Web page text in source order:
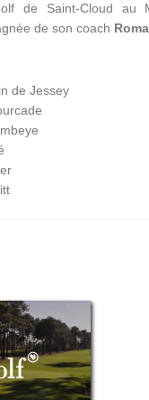
de Saint-Cloud au
de son coach
de Jessey